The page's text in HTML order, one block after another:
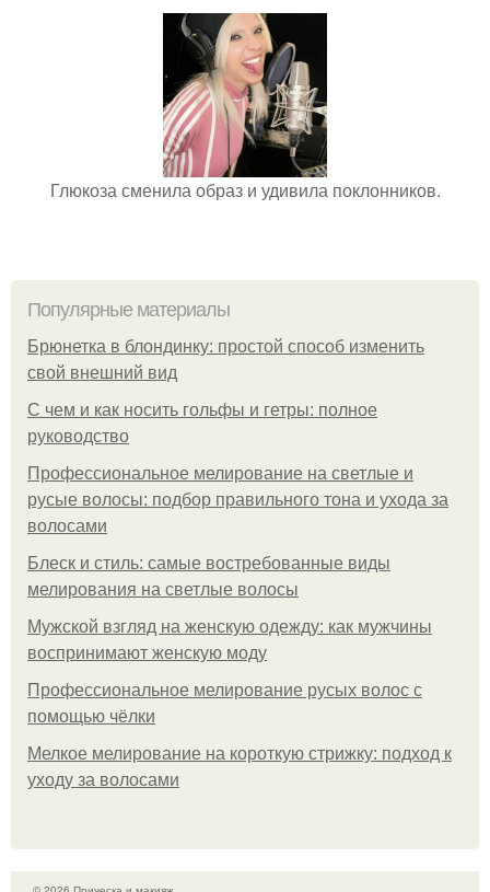
Глюкоза сменила образ и удивила поклонников.
Популярные материалы
Брюнетка в блондинку: простой способ изменить
свой внешний вид
С чем и как носить гольфы и гетры: полное
руководство
Профессиональное мелирование на светлые и
русые волосы: подбор правильного тона и ухода за
волосами
Блеск и стиль: самые востребованные виды
мелирования на светлые волосы
Мужской взгляд на женскую одежду: как мужчины
воспринимают женскую моду
Профессиональное мелирование русых волос с
помощью чёлки
Мелкое мелирование на короткую стрижку: подход к
уходу за волосами